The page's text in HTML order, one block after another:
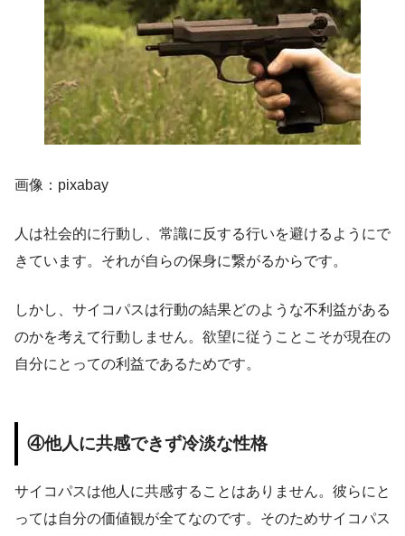
画像：pixabay
人は社会的に行動し、常識に反する行いを避けるようにで
きています。それが自らの保身に繋がるからです。
しかし、サイコパスは行動の結果どのような不利益がある
のかを考えて行動しません。欲望に従うことこそが現在の
自分にとっての利益であるためです。
④他人に共感できず冷淡な性格
サイコパスは他人に共感することはありません。彼らにと
っては自分の価値観が全てなのです。そのためサイコパス